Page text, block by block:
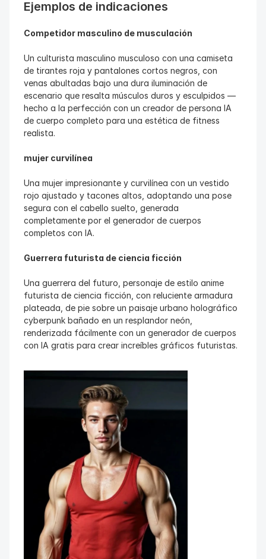
Ejemplos de indicaciones
Competidor masculino de musculación
Un culturista masculino musculoso con una camiseta
de tirantes roja y pantalones cortos negros, con
venas abultadas bajo una dura iluminación de
escenario que resalta músculos duros y esculpidos —
hecho a la perfección con un creador de persona IA
de cuerpo completo para una estética de fitness
realista.
mujer curvilínea
Una mujer impresionante y curvilínea con un vestido
rojo ajustado y tacones altos, adoptando una pose
segura con el cabello suelto, generada
completamente por el generador de cuerpos
completos con IA.
Guerrera futurista de ciencia ficción
Una guerrera del futuro, personaje de estilo anime
futurista de ciencia ficción, con reluciente armadura
plateada, de pie sobre un paisaje urbano holográfico
cyberpunk bañado en un resplandor neón,
renderizada fácilmente con un generador de cuerpos
con IA gratis para crear increíbles gráficos futuristas.